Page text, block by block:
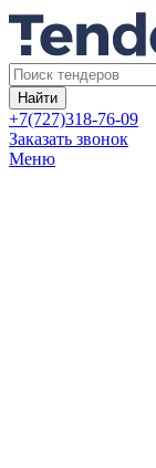
Найти
+7(727)318-76-09
Заказать звонок
Меню